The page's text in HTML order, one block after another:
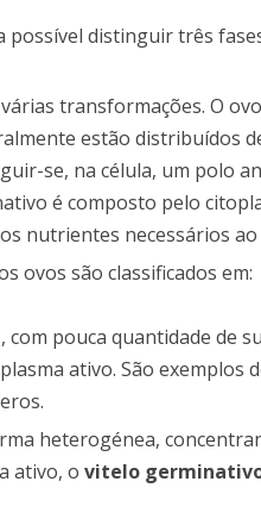
distinguir três
transformações. O
estão distribuídos
se, na célula, um polo
é composto pelo
nutrientes necessários
ovos são classificados em:
pouca quantidade de
ativo. São exemplos
heterogénea,
ativo, o vitelo